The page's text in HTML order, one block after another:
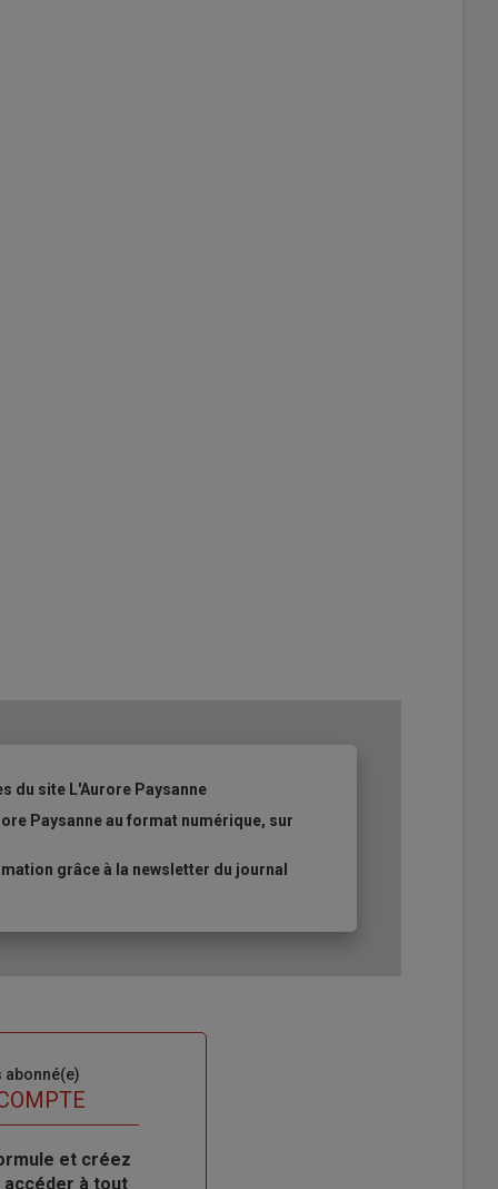
du site L'Aurore Paysanne
Paysanne au format numérique, sur
grâce à la newsletter du journal
abonné(e)
et créez
à tout